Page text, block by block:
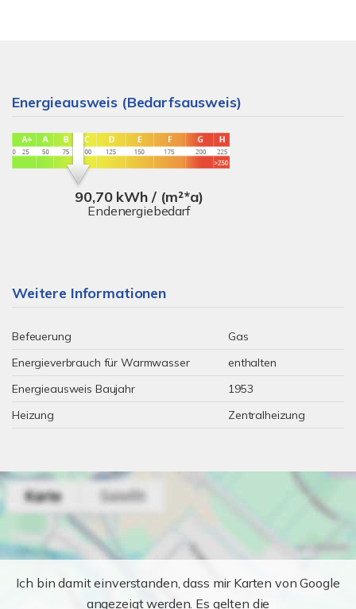
Energieausweis (Bedarfsausweis)
90,70 kWh / (m²*a)
Endenergiebedarf
Weitere Informationen
Befeuerung
Gas
Energieverbrauch für Warmwasser
enthalten
Energieausweis Baujahr
1953
Heizung
Zentralheizung
Ich bin damit einverstanden, dass mir Karten von Google
angezeigt werden. Es gelten die